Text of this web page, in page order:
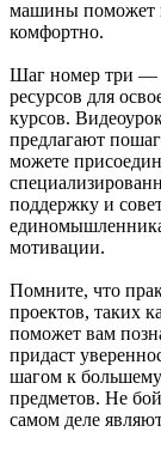
машины поможет
комфортно.
Шаг номер три —
ресурсов для
курсов.
предлагают
можете
поддержку и
мотивации.
Помните, что
проектов, таких
поможет вам
придаст
шагом к
предметов. Не
самом деле